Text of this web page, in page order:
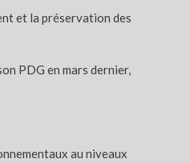
et la préservation des
PDG en mars dernier,
au niveaux